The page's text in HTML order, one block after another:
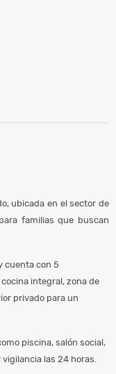
ubicada en el sector de
familias que buscan
cuenta con 5
integral, zona de
privado para un
piscina, salón social,
las 24 horas.